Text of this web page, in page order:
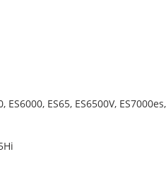
ES6000, ES65, ES6500V,